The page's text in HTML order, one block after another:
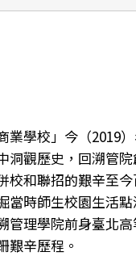
業學校」今（2019
洞觀歷史，回溯管
校和聯招的艱辛至今
當時師生校園生活
管理學院前身臺北
艱辛歷程。